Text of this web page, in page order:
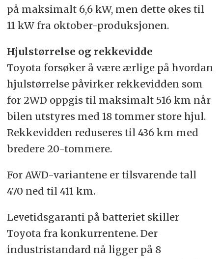
på maksimalt 6,6 kW, men dette økes til
11 kW fra oktober-produksjonen.
Hjulstørrelse og rekkevidde
Toyota forsøker å være ærlige på hvordan
hjulstørrelse påvirker rekkevidden som
for 2WD oppgis til maksimalt 516 km når
bilen utstyres med 18 tommer store hjul.
Rekkevidden reduseres til 436 km med
bredere 20-tommere.
For AWD-variantene er tilsvarende tall
470 ned til 411 km.
Levetidsgaranti på batteriet skiller
Toyota fra konkurrentene. Der
industristandard nå ligger på 8